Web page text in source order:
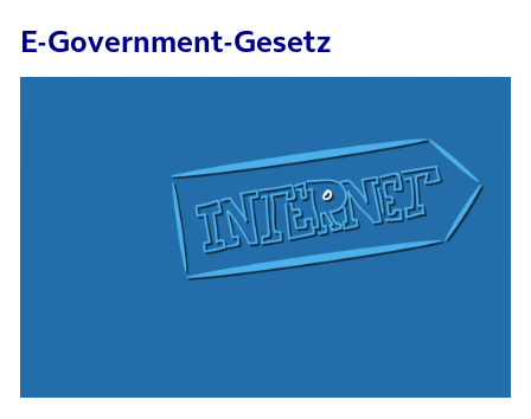
E-Government-Gesetz